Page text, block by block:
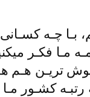
بـا چـه
فکـر
تریـن
کشـور